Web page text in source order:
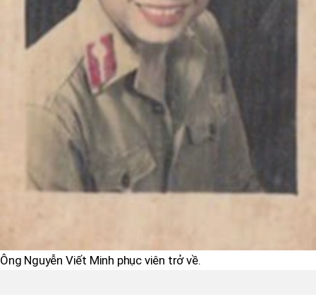
Ông Nguyễn Viết Minh phục viên trở về.